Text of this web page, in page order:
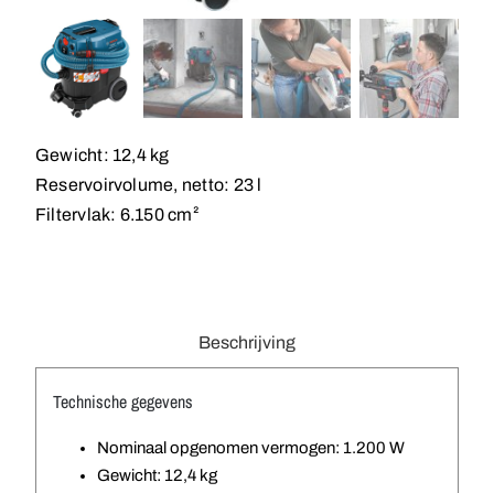
Gewicht: 12,4 kg
Reservoirvolume, netto: 23 l
Filtervlak: 6.150 cm²
Beschrijving
Technische gegevens
Nominaal opgenomen vermogen: 1.200 W
Gewicht: 12,4 kg